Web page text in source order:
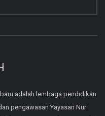
adalah lembaga pendidikan
pengawasan Yayasan Nur